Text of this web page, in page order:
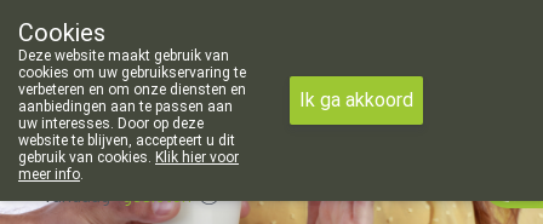
011/340400
Cookies
Deze website maakt gebruik van
cookies om uw gebruikservaring te
verbeteren en om onze diensten en
aanbiedingen aan te passen aan
uw interesses. Door op deze
website te blijven, accepteert u dit
gebruik van cookies. Klik hier voor
meer info.
Ik ga akkoord